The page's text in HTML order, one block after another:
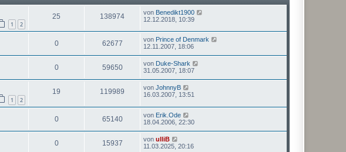
1 2
25 138974 von Benedikt1900
12.12.2018, 10:39
0 62677 von Prince of Denmark
12.11.2007, 18:06
0 59650 von Duke-Shark
31.05.2007, 18:07
1 2
19 119989 von JohnnyB
16.03.2007, 13:51
0 65140 von Erik.Ode
18.04.2006, 22:30
0 15937 von ulliB
11.03.2025, 20:16